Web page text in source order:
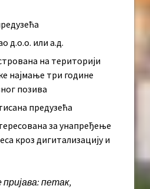
д.о.о. или а.д.
на територији
најмање три године
позива
предузећа
за унапређење
кроз дигитализацију и
петак,